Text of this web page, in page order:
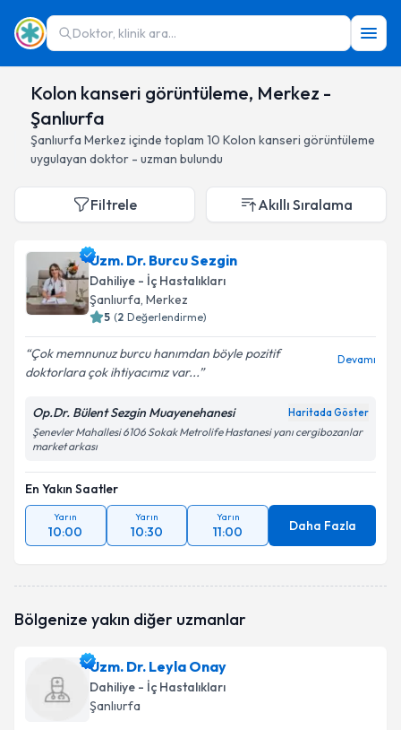
Doktor, klinik ara...
Kolon kanseri görüntüleme, Merkez -
Şanlıurfa
Şanlıurfa Merkez içinde toplam 10 Kolon kanseri görüntüleme
uygulayan doktor - uzman bulundu
Filtrele Akıllı Sıralama
Uzm. Dr. Burcu Sezgin
Dahiliye - İç Hastalıkları
Şanlıurfa, Merkez
5 (2 Değerlendirme)
Çok memnunuz burcu hanımdan böyle pozitif
doktorlara çok ihtiyacımız var...
Devamı
Op.Dr. Bülent Sezgin Muayenehanesi Haritada Göster
Şenevler Mahallesi 6106 Sokak Metrolife Hastanesi yanı cergibozanlar
market arkası
En Yakın Saatler
Yarın
10:00
Yarın
10:30
Yarın
11:00 Daha Fazla
Bölgenize yakın diğer uzmanlar
Uzm. Dr. Leyla Onay
Dahiliye - İç Hastalıkları
Şanlıurfa